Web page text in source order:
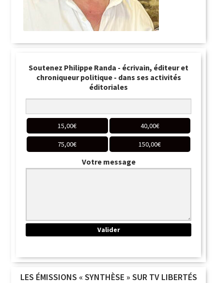
Soutenez Philippe Randa - écrivain, éditeur et
chroniqueur politique - dans ses activités
éditoriales
15,00€ 40,00€
75,00€ 150,00€
Votre message
LES ÉMISSIONS « SYNTHÈSE » SUR TV LIBERTÉS